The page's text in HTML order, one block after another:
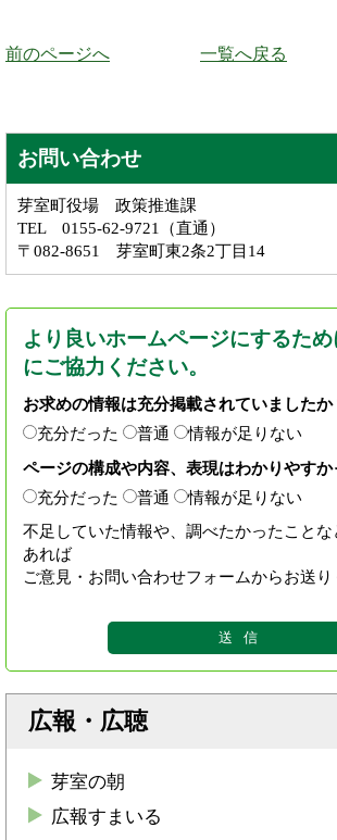
前のページへ 一覧へ戻る
お問い合わせ
芽室町役場 政策推進課
TEL 0155-62-9721（直通）
〒082-8651 芽室町東2条2丁目14
より良いホームページにするた
にご協力ください。
お求めの情報は充分掲載されていましたか
充分だった
普通
情報が足りない
ページの構成や内容、表現はわかりやすか
充分だった
普通
情報が足りない
不足していた情報や、調べたかったこと
あれば
ご意見・お問い合わせフォームからお送り
広報・広聴
芽室の朝
広報すまいる